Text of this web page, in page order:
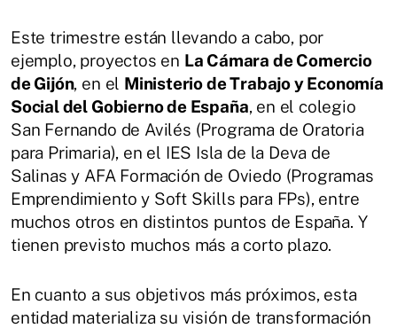
Este trimestre están llevando a cabo, por
ejemplo, proyectos en La Cámara de Comercio
de Gijón, en el Ministerio de Trabajo y Economía
Social del Gobierno de España, en el colegio
San Fernando de Avilés (Programa de Oratoria
para Primaria), en el IES Isla de la Deva de
Salinas y AFA Formación de Oviedo (Programas
Emprendimiento y Soft Skills para FPs), entre
muchos otros en distintos puntos de España. Y
tienen previsto muchos más a corto plazo.
En cuanto a sus objetivos más próximos, esta
entidad materializa su visión de transformación